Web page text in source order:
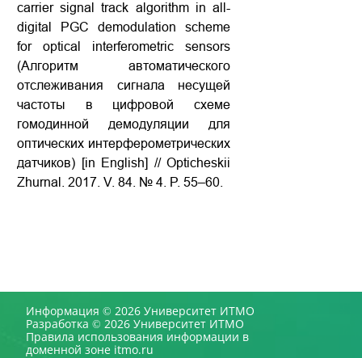
carrier signal track algorithm in all-
digital PGC demodulation scheme
for optical interferometric sensors
(Алгоритм автоматического
отслеживания сигнала несущей
частоты в цифровой схеме
гомодинной демодуляции для
оптических интерферометрических
датчиков) [in English] // Opticheskii
Zhurnal. 2017. V. 84. № 4. P. 55–60.
Информация © 2026 Университет ИТМО
Разработка © 2026 Университет ИТМО
Правила использования информации в
доменной зоне itmo.ru